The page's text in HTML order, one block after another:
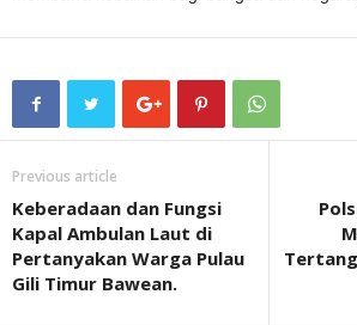
Previous article
Keberadaan dan Fungsi
Kapal Ambulan Laut di
Pertanyakan Warga Pulau
Gili Timur Bawean.